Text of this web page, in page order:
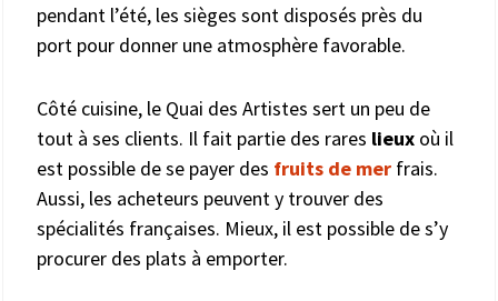
pendant l’été, les sièges sont disposés près du
port pour donner une atmosphère favorable.
Côté cuisine, le Quai des Artistes sert un peu de
tout à ses clients. Il fait partie des rares lieux où il
est possible de se payer des fruits de mer frais.
Aussi, les acheteurs peuvent y trouver des
spécialités françaises. Mieux, il est possible de s’y
procurer des plats à emporter.